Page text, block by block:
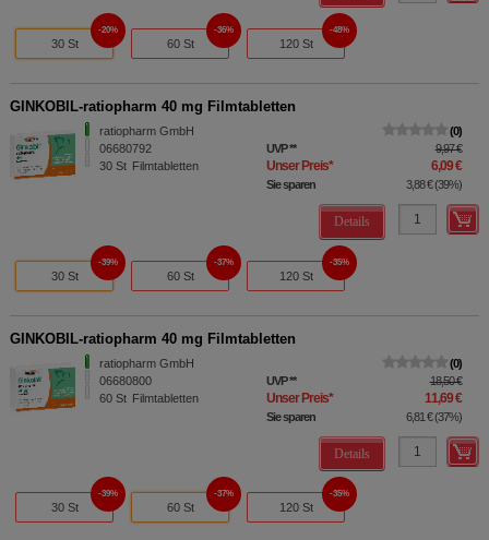
30 St
20%
60 St
36%
120 St
48%
GINKOBIL-ratiopharm 40 mg Filmtabletten
ratiopharm GmbH
06680792
30 St Filmtabletten
0
UVP** 9,97 €
Unser Preis* 6,09 €
Sie sparen 3,88 €(39%)
Details
30 St
39%
60 St
37%
120 St
35%
GINKOBIL-ratiopharm 40 mg Filmtabletten
ratiopharm GmbH
06680800
60 St Filmtabletten
0
UVP** 18,50 €
Unser Preis* 11,69 €
Sie sparen 6,81 €(37%)
Details
30 St
39%
60 St
37%
120 St
35%